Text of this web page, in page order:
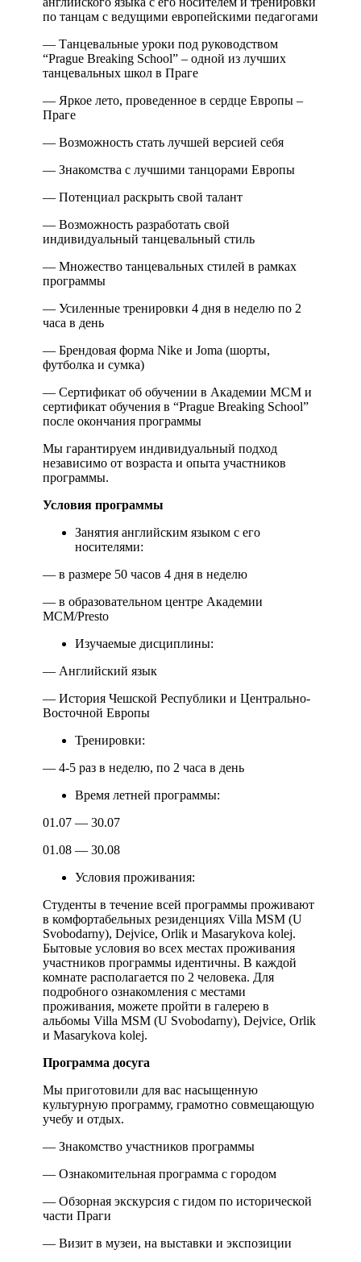
по танцам с ведущими европейскими педагогами
— Танцевальные уроки под руководством
“Prague Breaking School” – одной из лучших
танцевальных школ в Праге
— Яркое лето, проведенное в сердце Европы –
Праге
— Возможность стать лучшей версией себя
— Знакомства с лучшими танцорами Европы
— Потенциал раскрыть свой талант
— Возможность разработать свой
индивидуальный танцевальный стиль
— Множество танцевальных стилей в рамках
программы
— Усиленные тренировки 4 дня в неделю по 2
часа в день
— Брендовая форма Nike и Joma (шорты,
футболка и сумка)
— Сертификат об обучении в Академии МСМ и
сертификат обучения в “Prague Breaking School”
после окончания программы
Мы гарантируем индивидуальный подход
независимо от возраста и опыта участников
программы.
Условия программы
Занятия английским языком с его
носителями:
— в размере 50 часов 4 дня в неделю
— в образовательном центре Академии
МСМ/Presto
Изучаемые дисциплины:
— Английский язык
— История Чешской Республики и Центрально-
Восточной Европы
Тренировки:
— 4-5 раз в неделю, по 2 часа в день
Время летней программы:
01.07 — 30.07
01.08 — 30.08
Условия проживания:
Студенты в течение всей программы проживают
в комфортабельных резиденциях Villa MSM (U
Svobodarny), Dejvice, Orlik и Masarykova kolej.
Бытовые условия во всех местах проживания
участников программы идентичны. В каждой
комнате располагается по 2 человека. Для
подробного ознакомления с местами
проживания, можете пройти в галерею в
альбомы Villa MSM (U Svobodarny), Dejvice, Orlik
и Masarykova kolej.
Программа досуга
Мы приготовили для вас насыщенную
культурную программу, грамотно совмещающую
учебу и отдых.
— Знакомство участников программы
— Ознакомительная программа с городом
— Обзорная экскурсия с гидом по исторической
части Праги
— Визит в музеи, на выставки и экспозиции